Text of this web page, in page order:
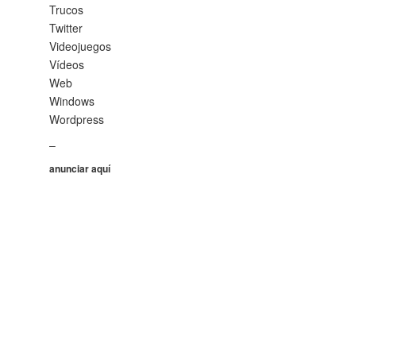
Trucos
Twitter
Videojuegos
Vídeos
Web
Windows
Wordpress
–
anunciar aquí